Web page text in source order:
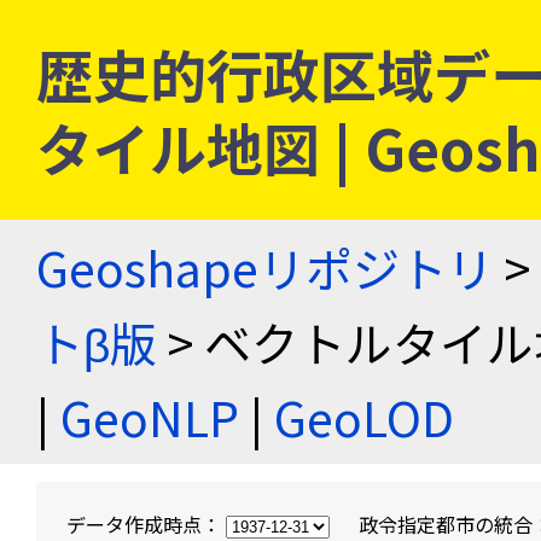
歴史的行政区域デ
タイル地図 |
Geoshapeリポジトリ >
トβ版 > ベクトルタイ
| GeoNLP | GeoLOD
データ作成時点： 政令指定都市の統